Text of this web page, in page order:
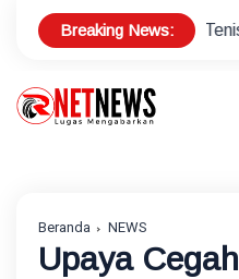
Breaking News:
Atlet Tenis Lapangan
Beranda NEWS
Upaya